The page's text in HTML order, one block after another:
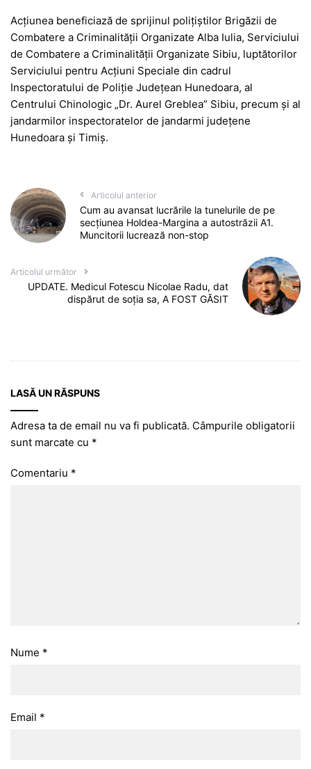
Acțiunea beneficiază de sprijinul polițiștilor Brigăzii de
Combatere a Criminalității Organizate Alba Iulia, Serviciului
de Combatere a Criminalității Organizate Sibiu, luptătorilor
Serviciului pentru Acțiuni Speciale din cadrul
Inspectoratului de Poliție Județean Hunedoara, al
Centrului Chinologic „Dr. Aurel Greblea” Sibiu, precum și al
jandarmilor inspectoratelor de jandarmi județene
Hunedoara și Timiș.
Articolul anterior
Cum au avansat lucrările la tunelurile de pe
secțiunea Holdea-Margina a autostrăzii A1.
Muncitorii lucrează non-stop
Articolul următor
UPDATE. Medicul Fotescu Nicolae Radu, dat
dispărut de soția sa, A FOST GĂSIT
LASĂ UN RĂSPUNS
Adresa ta de email nu va fi publicată. Câmpurile obligatorii
sunt marcate cu *
Comentariu *
Nume *
Email *